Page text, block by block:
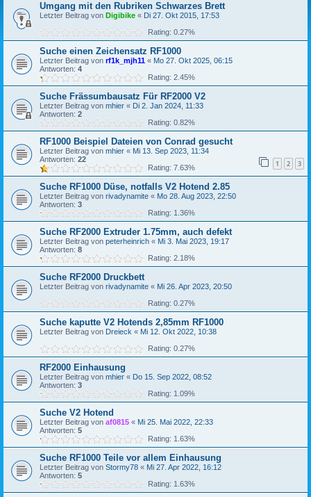
Umgang mit den Rubriken Schwarzes Brett
Letzter Beitrag von Digibike « Di 27. Okt 2015, 17:53
Rating: 0.27%
Suche einen Zeichensatz RF1000
Letzter Beitrag von rf1k_mjh11 « Mo 27. Okt 2025, 06:15
Antworten: 4
Rating: 2.45%
Suche Frässumbausatz Für RF2000 V2
Letzter Beitrag von mhier « Di 2. Jan 2024, 11:33
Antworten: 2
Rating: 0.82%
RF1000 Beispiel Dateien von Conrad gesucht
Letzter Beitrag von mhier « Mi 13. Sep 2023, 11:34
Antworten: 22 1 2 3
Rating: 7.63%
Suche RF1000 Düse, notfalls V2 Hotend 2.85
Letzter Beitrag von rivadynamite « Mo 28. Aug 2023, 22:50
Antworten: 3
Rating: 1.36%
Suche RF2000 Extruder 1.75mm, auch defekt
Letzter Beitrag von peterheinrich « Mi 3. Mai 2023, 19:17
Antworten: 8
Rating: 2.18%
Suche RF2000 Druckbett
Letzter Beitrag von rivadynamite « Mi 26. Apr 2023, 20:50
Rating: 0.27%
Suche kaputte V2 Hotends 2,85mm RF1000
Letzter Beitrag von Dreieck « Mi 12. Okt 2022, 10:38
Rating: 0.27%
RF2000 Einhausung
Letzter Beitrag von mhier « Do 15. Sep 2022, 08:52
Antworten: 3
Rating: 1.09%
Suche V2 Hotend
Letzter Beitrag von af0815 « Mi 25. Mai 2022, 22:33
Antworten: 5
Rating: 1.63%
Suche RF1000 Teile vor allem Einhausung
Letzter Beitrag von Stormy78 « Mi 27. Apr 2022, 16:12
Antworten: 5
Rating: 1.63%